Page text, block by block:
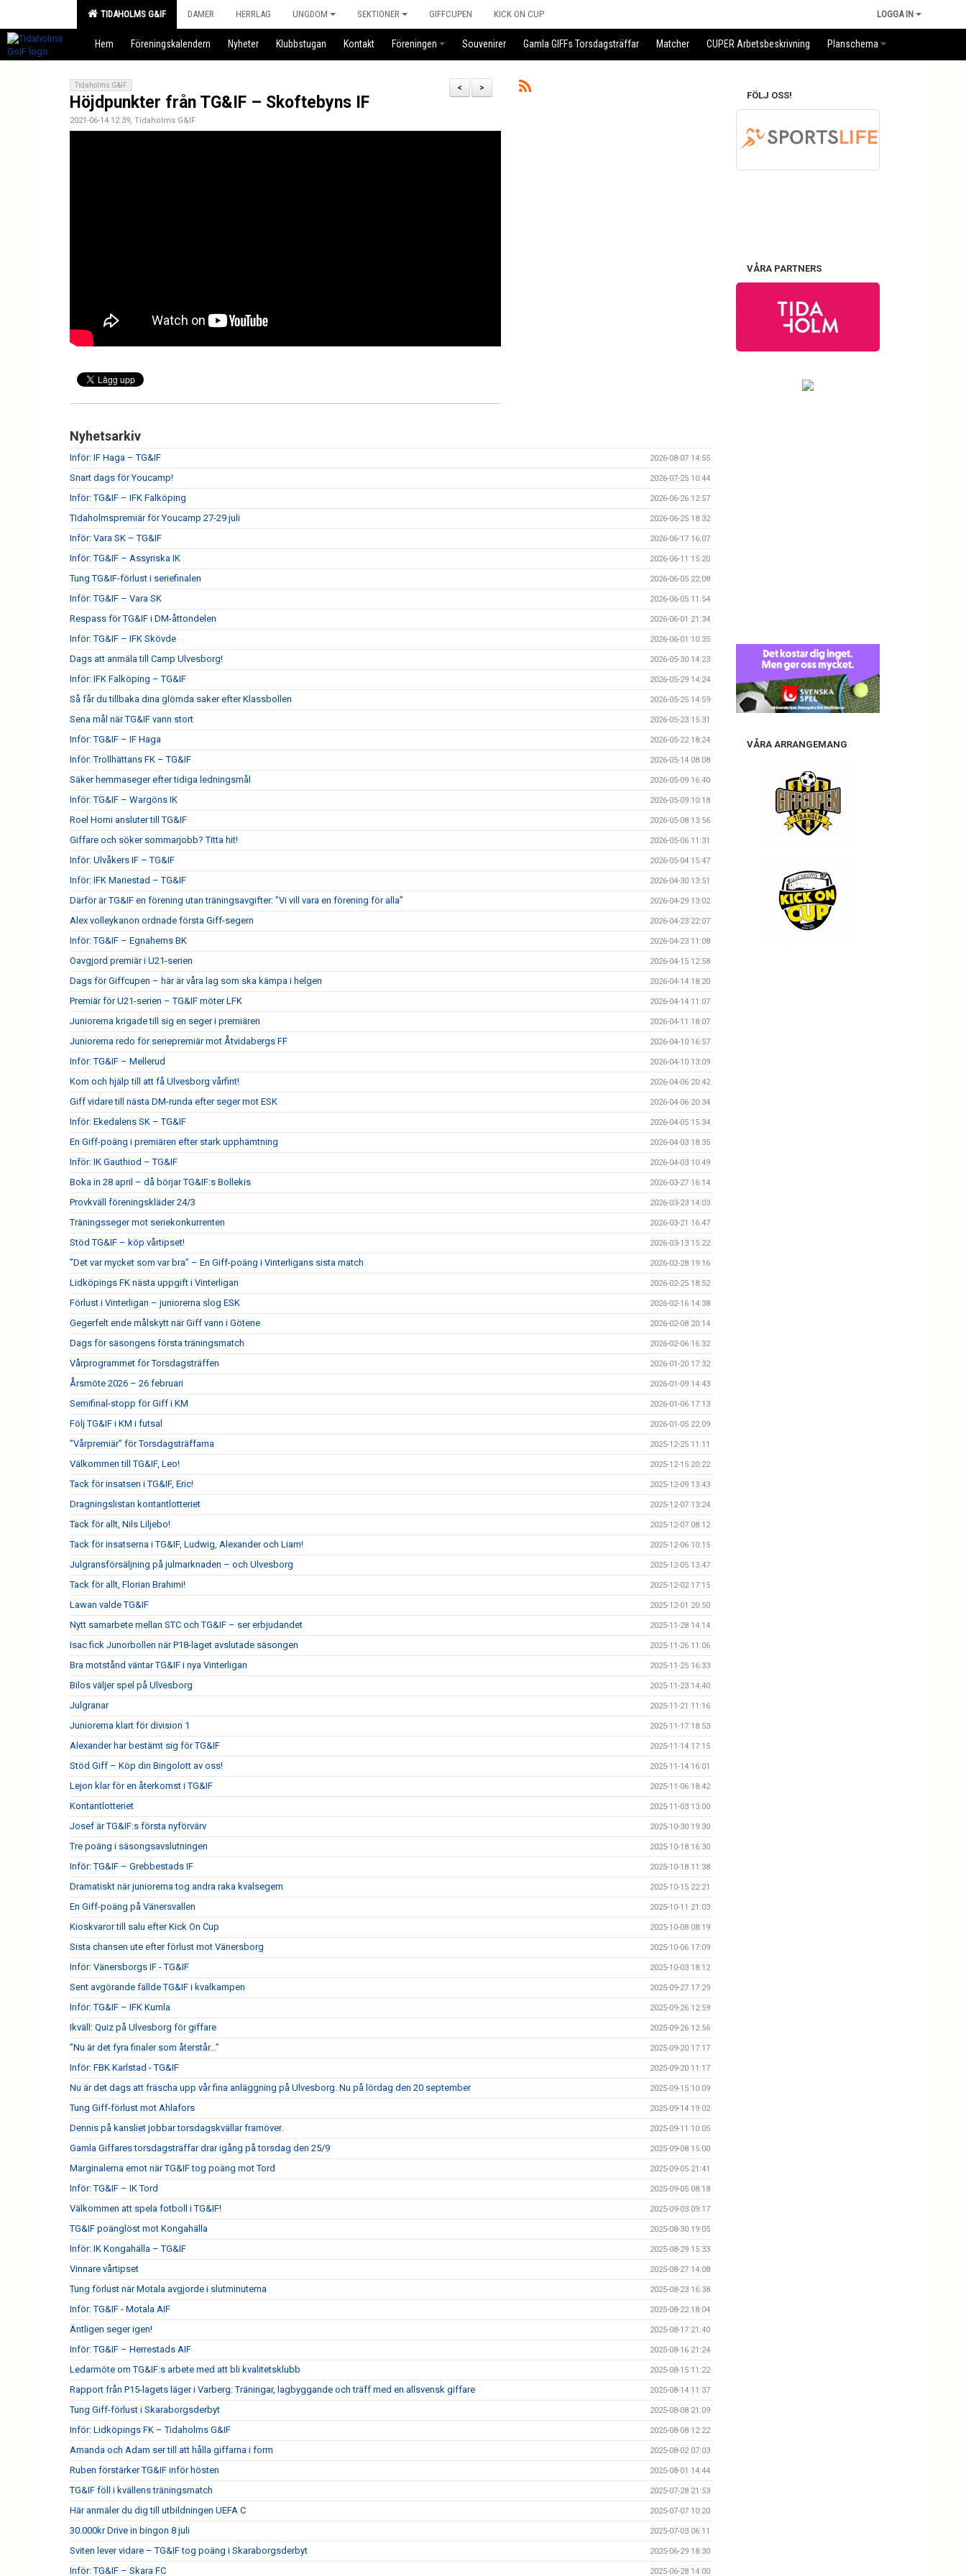
TIDAHOLMS G&IF DAMER HERRLAG UNGDOM SEKTIONER GIFFCUPEN KICK ON CUP LOGGA IN
Hem Föreningskalendern Nyheter Klubbstugan Kontakt Föreningen Souvenirer Gamla GIFFs Torsdagsträffar Matcher CUPER Arbetsbeskrivning Planschema
>
<
Tidaholms G&IF
Höjdpunkter från TG&IF – Skoftebyns IF
2021-06-14 12:39, Tidaholms G&IF
Nyhetsarkiv
Inför: IF Haga – TG&IF 2026-08-07 14:55
Snart dags för Youcamp! 2026-07-25 10:44
Inför: TG&IF – IFK Falköping 2026-06-26 12:57
TIdaholmspremiär för Youcamp 27-29 juli 2026-06-25 18:32
Inför: Vara SK – TG&IF 2026-06-17 16:07
Inför: TG&IF – Assyriska IK 2026-06-11 15:20
Tung TG&IF-förlust i seriefinalen 2026-06-05 22:08
Inför: TG&IF – Vara SK 2026-06-05 11:54
Respass för TG&IF i DM-åttondelen 2026-06-01 21:34
Inför: TG&IF – IFK Skövde 2026-06-01 10:35
Dags att anmäla till Camp Ulvesborg! 2026-05-30 14:23
Inför: IFK Falköping – TG&IF 2026-05-29 14:24
Så får du tillbaka dina glömda saker efter Klassbollen 2026-05-25 14:59
Sena mål när TG&IF vann stort 2026-05-23 15:31
Inför: TG&IF – IF Haga 2026-05-22 18:24
Inför: Trollhättans FK – TG&IF 2026-05-14 08:08
Säker hemmaseger efter tidiga ledningsmål 2026-05-09 16:40
Inför: TG&IF – Wargöns IK 2026-05-09 10:18
Roel Homi ansluter till TG&IF 2026-05-08 13:56
Giffare och söker sommarjobb? Titta hit! 2026-05-06 11:31
Inför: Ulvåkers IF – TG&IF 2026-05-04 15:47
Inför: IFK Mariestad – TG&IF 2026-04-30 13:51
Därför är TG&IF en förening utan träningsavgifter: ”Vi vill vara en förening för alla” 2026-04-29 13:02
Alex volleykanon ordnade första Giff-segern 2026-04-23 22:07
Inför: TG&IF – Egnahems BK 2026-04-23 11:08
Oavgjord premiär i U21-serien 2026-04-15 12:58
Dags för Giffcupen – här är våra lag som ska kämpa i helgen 2026-04-14 18:20
Premiär för U21-serien – TG&IF möter LFK 2026-04-14 11:07
Juniorerna krigade till sig en seger i premiären 2026-04-11 18:07
Juniorerna redo för seriepremiär mot Åtvidabergs FF 2026-04-10 16:57
Inför: TG&IF – Mellerud 2026-04-10 13:09
Kom och hjälp till att få Ulvesborg vårfint! 2026-04-06 20:42
Giff vidare till nästa DM-runda efter seger mot ESK 2026-04-06 20:34
Inför: Ekedalens SK – TG&IF 2026-04-05 15:34
En Giff-poäng i premiären efter stark upphämtning 2026-04-03 18:35
Inför: IK Gauthiod – TG&IF 2026-04-03 10:49
Boka in 28 april – då börjar TG&IF:s Bollekis 2026-03-27 16:14
Provkväll föreningskläder 24/3 2026-03-23 14:03
Träningsseger mot seriekonkurrenten 2026-03-21 16:47
Stöd TG&IF – köp vårtipset! 2026-03-13 15:22
”Det var mycket som var bra” – En Giff-poäng i Vinterligans sista match 2026-02-28 19:16
Lidköpings FK nästa uppgift i Vinterligan 2026-02-25 18:52
Förlust i Vinterligan – juniorerna slog ESK 2026-02-16 14:38
Gegerfelt ende målskytt när Giff vann i Götene 2026-02-08 20:14
Dags för säsongens första träningsmatch 2026-02-06 16:32
Vårprogrammet för Torsdagsträffen 2026-01-20 17:32
Årsmöte 2026 – 26 februari 2026-01-09 14:43
Semifinal-stopp för Giff i KM 2026-01-06 17:13
Följ TG&IF i KM i futsal 2026-01-05 22:09
”Vårpremiär” för Torsdagsträffarna 2025-12-25 11:11
Välkommen till TG&IF, Leo! 2025-12-15 20:22
Tack för insatsen i TG&IF, Eric! 2025-12-09 13:43
Dragningslistan kontantlotteriet 2025-12-07 13:24
Tack för allt, Nils Liljebo! 2025-12-07 08:12
Tack för insatserna i TG&IF, Ludwig, Alexander och Liam! 2025-12-06 10:15
Julgransförsäljning på julmarknaden – och Ulvesborg 2025-12-05 13:47
Tack för allt, Florian Brahimi! 2025-12-02 17:15
Lawan valde TG&IF 2025-12-01 20:50
Nytt samarbete mellan STC och TG&IF – ser erbjudandet 2025-11-28 14:14
Isac fick Junorbollen när P18-laget avslutade säsongen 2025-11-26 11:06
Bra motstånd väntar TG&IF i nya Vinterligan 2025-11-25 16:33
Bilos väljer spel på Ulvesborg 2025-11-23 14:40
Julgranar 2025-11-21 11:16
Juniorerna klart för division 1 2025-11-17 18:53
Alexander har bestämt sig för TG&IF 2025-11-14 17:15
Stöd Giff – Köp din Bingolott av oss! 2025-11-14 16:01
Lejon klar för en återkomst i TG&IF 2025-11-06 18:42
Kontantlotteriet 2025-11-03 13:00
Josef är TG&IF:s första nyförvärv 2025-10-30 19:30
Tre poäng i säsongsavslutningen 2025-10-18 16:30
Inför: TG&IF – Grebbestads IF 2025-10-18 11:38
Dramatiskt när juniorerna tog andra raka kvalsegern 2025-10-15 22:21
En Giff-poäng på Vänersvallen 2025-10-11 21:03
Kioskvaror till salu efter Kick On Cup 2025-10-08 08:19
Sista chansen ute efter förlust mot Vänersborg 2025-10-06 17:09
Inför: Vänersborgs IF - TG&IF 2025-10-03 18:12
Sent avgörande fällde TG&IF i kvalkampen 2025-09-27 17:29
Inför: TG&IF – IFK Kumla 2025-09-26 12:59
Ikväll: Quiz på Ulvesborg för giffare 2025-09-26 12:56
”Nu är det fyra finaler som återstår...” 2025-09-20 17:17
Inför: FBK Karlstad - TG&IF 2025-09-20 11:17
Nu är det dags att fräscha upp vår fina anläggning på Ulvesborg. Nu på lördag den 20 september 2025-09-15 10:09
Tung Giff-förlust mot Ahlafors 2025-09-14 19:02
Dennis på kansliet jobbar torsdagskvällar framöver. 2025-09-11 10:05
Gamla Giffares torsdagsträffar drar igång på torsdag den 25/9 2025-09-08 15:00
Marginalerna emot när TG&IF tog poäng mot Tord 2025-09-05 21:41
Inför: TG&IF – IK Tord 2025-09-05 08:18
Välkommen att spela fotboll i TG&IF! 2025-09-03 09:17
TG&IF poänglöst mot Kongahälla 2025-08-30 19:05
Inför: IK Kongahälla – TG&IF 2025-08-29 15:33
Vinnare vårtipset 2025-08-27 14:08
Tung förlust när Motala avgjorde i slutminuterna 2025-08-23 16:38
Inför: TG&IF - Motala AIF 2025-08-22 18:04
Äntligen seger igen! 2025-08-17 21:40
Inför: TG&IF – Herrestads AIF 2025-08-16 21:24
Ledarmöte om TG&IF:s arbete med att bli kvalitetsklubb 2025-08-15 11:22
Rapport från P15-lagets läger i Varberg: Träningar, lagbyggande och träff med en allsvensk giffare 2025-08-14 11:37
Tung Giff-förlust i Skaraborgsderbyt 2025-08-08 21:09
Inför: Lidköpings FK – Tidaholms G&IF 2025-08-08 12:22
Amanda och Adam ser till att hålla giffarna i form 2025-08-02 07:03
Ruben förstärker TG&IF inför hösten 2025-08-01 14:44
TG&IF föll i kvällens träningsmatch 2025-07-28 21:53
Här anmäler du dig till utbildningen UEFA C 2025-07-07 10:20
30.000kr Drive in bingon 8 juli 2025-07-03 06:11
Sviten lever vidare – TG&IF tog poäng i Skaraborgsderbyt 2025-06-29 18:30
Inför: TG&IF – Skara FC 2025-06-28 14:00
FÖLJ OSS!
VÅRA PARTNERS
VÅRA ARRANGEMANG